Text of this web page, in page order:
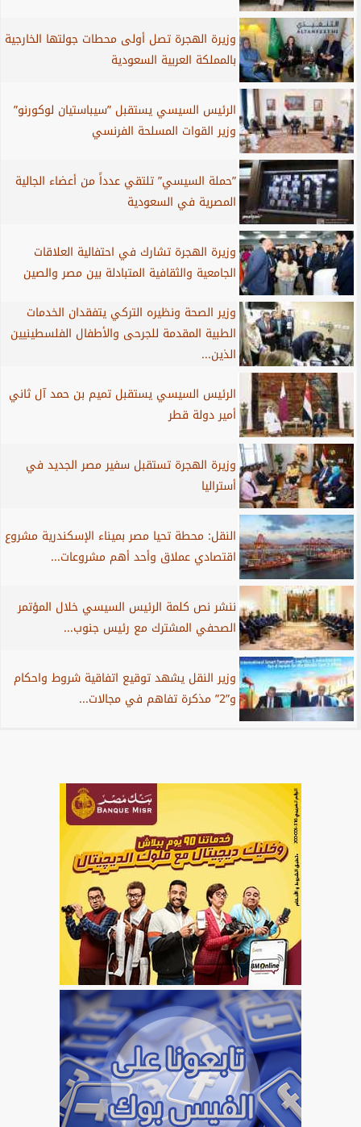
وزيرة الهجرة تصل أولى محطات جولتها الخارجية
بالمملكة العربية السعودية
الرئيس السيسي يستقبل ”سيباستيان لوكورنو”
وزير القوات المسلحة الفرنسي
”حملة السيسي” تلتقي عدداً من أعضاء الجالية
المصرية في السعودية
وزيرة الهجرة تشارك في احتفالية العلاقات
الجامعية والثقافية المتبادلة بين مصر والصين
وزير الصحة ونظيره التركي يتفقدان الخدمات
الطبية المقدمة للجرحى والأطفال الفلسطينيين
الذين...
الرئيس السيسي يستقبل تميم بن حمد آل ثاني
أمير دولة قطر
وزيرة الهجرة تستقبل سفير مصر الجديد في
أستراليا
النقل: محطة تحيا مصر بميناء الإسكندرية مشروع
اقتصادي عملاق وأحد أهم مشروعات...
ننشر نص كلمة الرئيس السيسي خلال المؤتمر
الصحفي المشترك مع رئيس جنوب...
وزير النقل يشهد توقيع اتفاقية شروط واحكام
و”2” مذكرة تفاهم في مجالات...